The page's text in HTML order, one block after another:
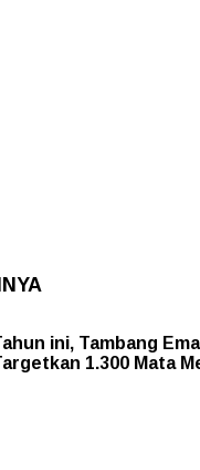
ini, Tambang
1.300 Mata